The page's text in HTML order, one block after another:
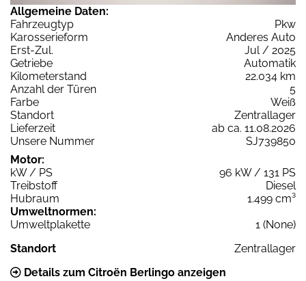
Allgemeine Daten:
Fahrzeugtyp
Pkw
Karosserieform
Anderes Auto
Erst-Zul.
Jul / 2025
Getriebe
Automatik
Kilometerstand
22.034 km
Anzahl der Türen
5
Farbe
Weiß
Standort
Zentrallager
Lieferzeit
ab ca. 11.08.2026
Unsere Nummer
SJ739850
Motor:
kW / PS
96 kW / 131 PS
Treibstoff
Diesel
Hubraum
1.499 cm³
Umweltnormen:
Umweltplakette
1 (None)
Standort
Zentrallager
Details zum Citroën Berlingo anzeigen